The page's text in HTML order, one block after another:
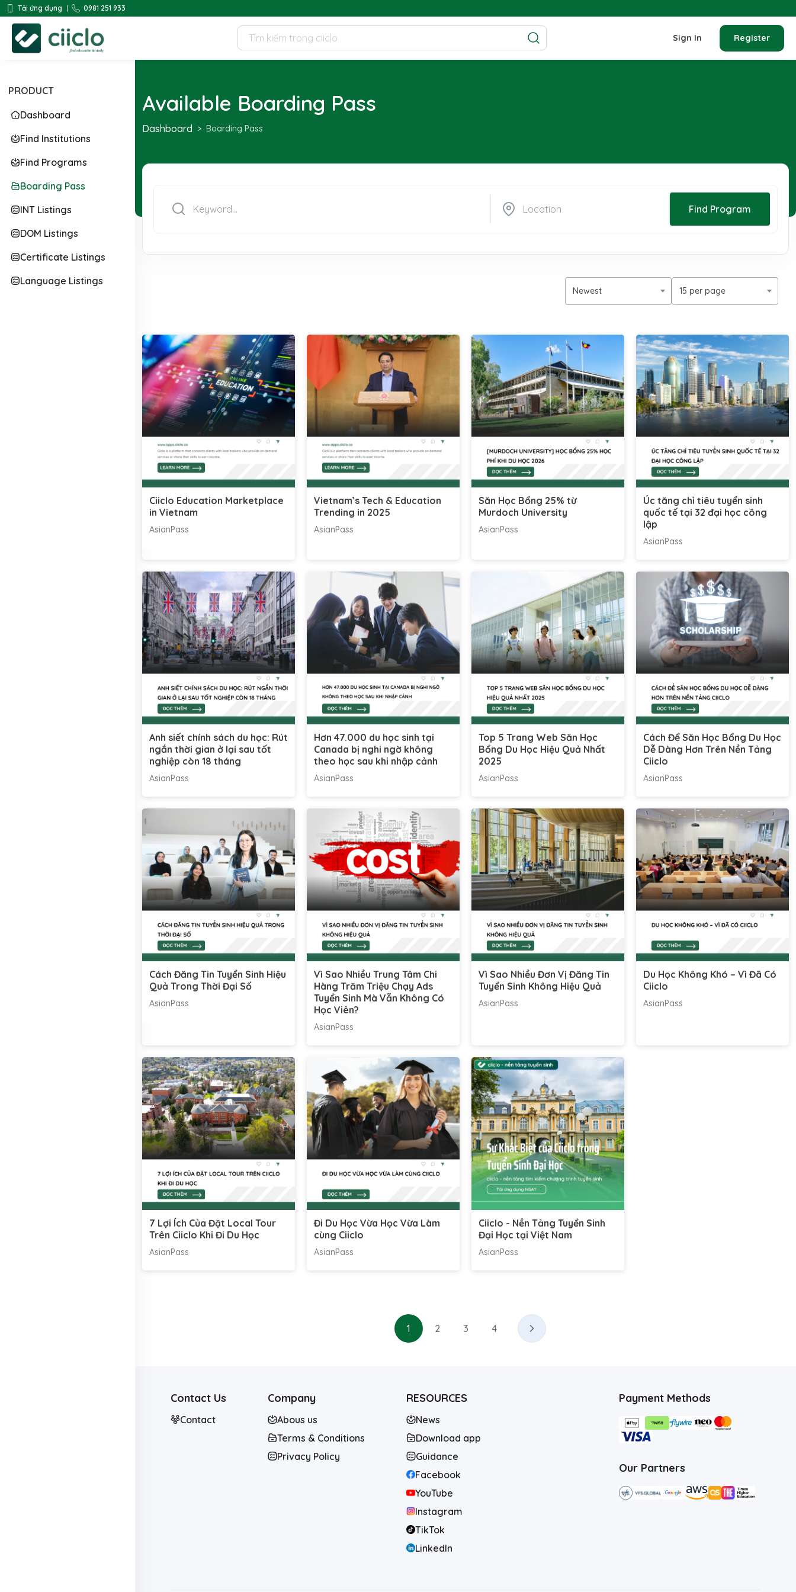
Tải ứng dụng 0981 251 933
Sign In Register
PRODUCT
Dashboard
Find Institutions
Find Programs
Boarding Pass
INT Listings
DOM Listings
Certificate Listings
Language Listings
Available Boarding Pass
Dashboard Boarding Pass
Find Program
Newest 15 per page
Ciiclo Education Marketplace
in Vietnam
AsianPass
Vietnam’s Tech & Education
Trending in 2025
AsianPass
Săn Học Bổng 25% từ
Murdoch University
AsianPass
Úc tăng chỉ tiêu tuyển sinh
quốc tế tại 32 đại học công
lập
AsianPass
Anh siết chính sách du học: Rút
ngắn thời gian ở lại sau tốt
nghiệp còn 18 tháng
AsianPass
Hơn 47.000 du học sinh tại
Canada bị nghi ngờ không
theo học sau khi nhập cảnh
AsianPass
Top 5 Trang Web Săn Học
Bổng Du Học Hiệu Quả Nhất
2025
AsianPass
Cách Để Săn Học Bổng Du Học
Dễ Dàng Hơn Trên Nền Tảng
Ciiclo
AsianPass
Cách Đăng Tin Tuyển Sinh Hiệu
Quả Trong Thời Đại Số
AsianPass
Vì Sao Nhiều Trung Tâm Chi
Hàng Trăm Triệu Chạy Ads
Tuyển Sinh Mà Vẫn Không Có
Học Viên?
AsianPass
Vì Sao Nhiều Đơn Vị Đăng Tin
Tuyển Sinh Không Hiệu Quả
AsianPass
Du Học Không Khó – Vì Đã Có
Ciiclo
AsianPass
7 Lợi Ích Của Đặt Local Tour
Trên Ciiclo Khi Đi Du Học
AsianPass
Đi Du Học Vừa Học Vừa Làm
cùng Ciiclo
AsianPass
Ciiclo - Nền Tảng Tuyển Sinh
Đại Học tại Việt Nam
AsianPass
1 2 3 4
Contact Us
Contact
Company
Abous us
Terms & Conditions
Privacy Policy
RESOURCES
News
Download app
Guidance
Facebook
YouTube
Instagram
TikTok
LinkedIn
Payment Methods
Our Partners